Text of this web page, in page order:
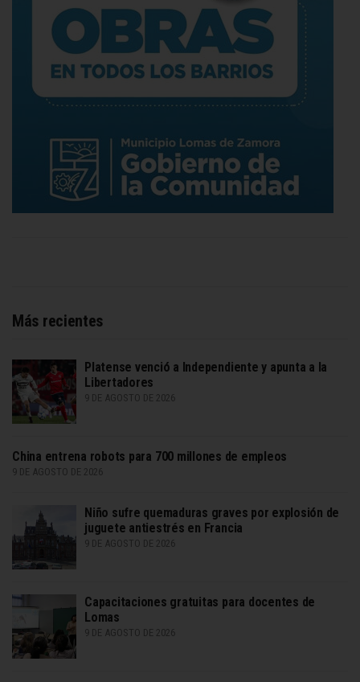
Más recientes
Platense venció a Independiente y apunta a la
Libertadores
9 DE AGOSTO DE 2026
China entrena robots para 700 millones de empleos
9 DE AGOSTO DE 2026
Niño sufre quemaduras graves por explosión de
juguete antiestrés en Francia
9 DE AGOSTO DE 2026
Capacitaciones gratuitas para docentes de
Lomas
9 DE AGOSTO DE 2026